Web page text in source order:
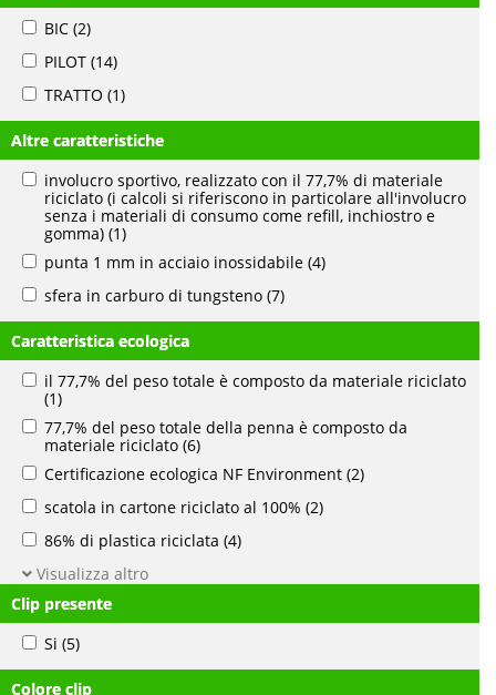
BIC (2)
PILOT (14)
TRATTO (1)
Altre caratteristiche
involucro sportivo, realizzato con il 77,7% di materiale
riciclato (i calcoli si riferiscono in particolare all'involucro
senza i materiali di consumo come refill, inchiostro e
gomma) (1)
punta 1 mm in acciaio inossidabile (4)
sfera in carburo di tungsteno (7)
Caratteristica ecologica
il 77,7% del peso totale è composto da materiale riciclato
(1)
77,7% del peso totale della penna è composto da
materiale riciclato (6)
Certificazione ecologica NF Environment (2)
scatola in cartone riciclato al 100% (2)
86% di plastica riciclata (4)
Visualizza altro
Clip presente
Si (5)
Colore clip